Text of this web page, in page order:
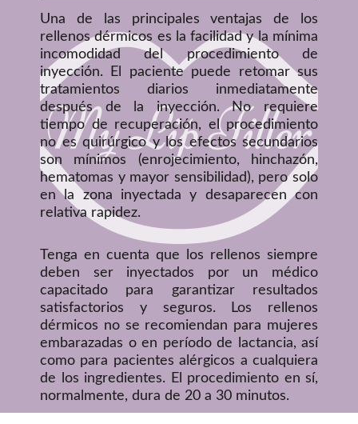
Una de las principales ventajas de los
rellenos dérmicos es la facilidad y la mínima
incomodidad del procedimiento de
inyección. El paciente puede retomar sus
tratamientos diarios inmediatamente
después de la inyección. No requiere
tiempo de recuperación, el procedimiento
no es quirúrgico y los efectos secundarios
son mínimos (enrojecimiento, hinchazón,
hematomas y mayor sensibilidad), pero solo
en la zona inyectada y desaparecen con
relativa rapidez.
Tenga en cuenta que los rellenos siempre
deben ser inyectados por un médico
capacitado para garantizar resultados
satisfactorios y seguros. Los rellenos
dérmicos no se recomiendan para mujeres
embarazadas o en período de lactancia, así
como para pacientes alérgicos a cualquiera
de los ingredientes. El procedimiento en sí,
normalmente, dura de 20 a 30 minutos.